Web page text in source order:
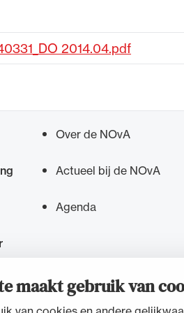
maakt gebruik van
2014.04.pdf
Over de NOvA
Actueel bij de NOvA
Agenda
Alle wet- en regelgeving voor
Advocatenwet tot de
(Voda) en de Regeling op de